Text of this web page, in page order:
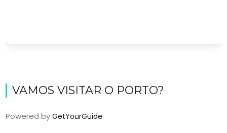
VAMOS VISITAR O PORTO?
Powered byGetYourGuide